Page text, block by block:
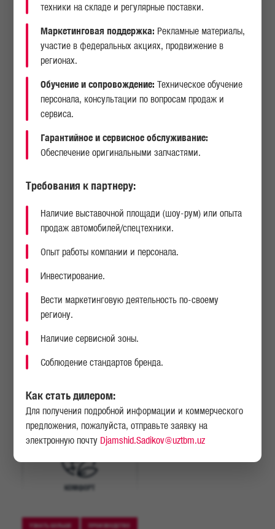
АВТОСАМОСВАЛ MAN TGS 33.400 6X4 BB CH KF052
Подробнее
ПРЕИМУЩЕСТВА MAN
Что вы слышали о торговой марке MAN? На протяжении многих лет
рынке. Грузовики MAN смело можно считать синонимом качества
десятки престижных наград.
НАДЕЖНОСТЬ
БЕЗОПАСНОСТЬ КОМФОРТ
КОМФОРТ
УЗНАТЬ БОЛЬШЕ ПРОИЗВОДСТВО
техники на складе и регулярные поставки.
Маркетинговая поддержка: Рекламные материалы,
участие в федеральных акциях, продвижение в
регионах.
Обучение и сопровождение: Техническое обучение
персонала, консультации по вопросам продаж и
сервиса.
Гарантийное и сервисное обслуживание:
Обеспечение оригинальными запчастями.
Требования к партнеру:
Наличие выставочной площади (шоу-рум) или опыта
продаж автомобилей/спецтехники.
Опыт работы компании и персонала.
Инвестирование.
Вести маркетинговую деятельность по-своему
региону.
Наличие сервисной зоны.
Соблюдение стандартов бренда.
Как стать дилером:
Для получения подробной информации и коммерческого
предложения, пожалуйста, отправьте заявку на
электронную почту Djamshid.Sadikov@uztbm.uz